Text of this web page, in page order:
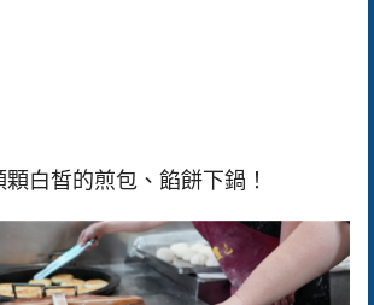
顆白皙的煎包、餡餅下鍋！